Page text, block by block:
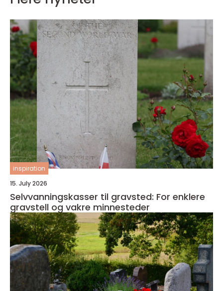
inspiration
15. July 2026
Selvvanningskasser til gravsted: For enklere
gravstell og vakre minnesteder